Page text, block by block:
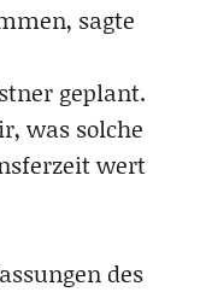
sagte
geplant.
was solche
wert
des